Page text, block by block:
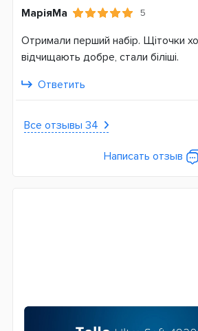
МаріяМа 5
Отримали перший набір. Щіточки
відчищають добре, стали біліші.
Ответить
Все отзывы 34
Написать отзыв